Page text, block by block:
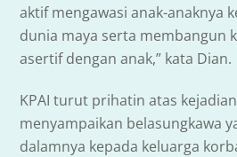
aktif mengawasi anak-anaknya
dunia maya serta membangun
asertif dengan anak,” kata Dian.
KPAI turut prihatin atas
menyampaikan belasungkawa
dalamnya kepada keluarga